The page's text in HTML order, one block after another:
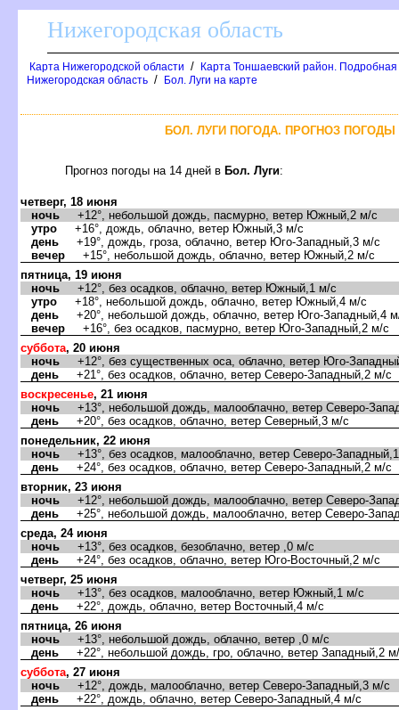
Нижегородская область
Карта Нижегородской области /
Карта Тоншаевский район.
Нижегородская область / Бол. Луги на карте
БОЛ. ЛУГИ ПОГОДА. ПРОГНОЗ ПОГОДЫ
Прогноз погоды на 14 дней Бол. Луги:
четверг, 18 июня
ночь +12°, небольшой дождь, пасмурно, ветер Южный,2 м/с
утро +16°, дождь, облачно, ветер Южный,3 м/с
день +19°, дождь, гроза, облачно, ветер Юго-Западный,3 м/с
ечер +15°, небольшой дождь, облачно, ветер Южный,2 м/с
пятница, 19 июня
ночь +12°, без осадков, облачно, ветер Южный,1 м/с
утро +18°, небольшой дождь, облачно, ветер Южный,4 м/с
день +20°, небольшой дождь, облачно, ветер Юго-Западный,4
ечер +16°, без осадков, пасмурно, ветер Юго-Западный,2 м/с
суббота, 20 июня
ночь +12°, без существенных оса, облачно, ветер Юго-
день +21°, без осадков, облачно, ветер Северо-Западный,2 м/с
оскресенье, 21 июня
ночь +13°, небольшой дождь, малооблачно, ветер Северо-
день +20°, без осадков, облачно, ветер Северный,3 м/с
понедельник, 22 июня
ночь +13°, без осадков, малооблачно, ветер Северо-
день +24°, без осадков, облачно, ветер Северо-Западный,2 м/с
торник, 23 июня
ночь +12°, небольшой дождь, малооблачно, ветер Северо-
день +25°, небольшой дождь, малооблачно, ветер Северо-
среда, 24 июня
ночь +13°, без осадков, безоблачно, ветер ,0 м/с
день +24°, без осадков, облачно, ветер Юго-Восточный,2 м/с
четверг, 25 июня
ночь +13°, без осадков, малооблачно, ветер Южный,1 м/с
день +22°, дождь, облачно, ветер Восточный,4 м/с
пятница, 26 июня
ночь +13°, небольшой дождь, облачно, ветер ,0 м/с
день +22°, небольшой дождь, гро, облачно, ветер Западный,2
суббота, 27 июня
ночь +12°, дождь, малооблачно, ветер Северо-Западный,3 м/с
день +22°, дождь, облачно, ветер Северо-Западный,4 м/с